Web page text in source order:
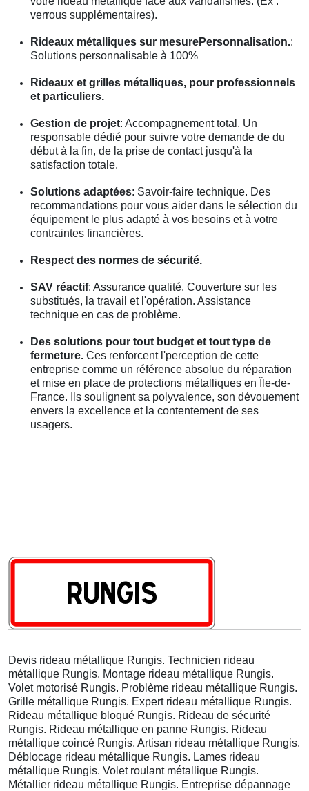
verrous supplémentaires).
Rideaux métalliques sur mesurePersonnalisation.:
Solutions personnalisable à 100%
Rideaux et grilles métalliques, pour professionnels
et particuliers.
Gestion de projet: Accompagnement total. Un
responsable dédié pour suivre votre demande de du
début à la fin, de la prise de contact jusqu'à la
satisfaction totale.
Solutions adaptées: Savoir-faire technique. Des
recommandations pour vous aider dans le sélection du
équipement le plus adapté à vos besoins et à votre
contraintes financières.
Respect des normes de sécurité.
SAV réactif: Assurance qualité. Couverture sur les
substitués, la travail et l'opération. Assistance
technique en cas de problème.
Des solutions pour tout budget et tout type de
fermeture. Ces renforcent l'perception de cette
entreprise comme un référence absolue du réparation
et mise en place de protections métalliques en Île-de-
France. Ils soulignent sa polyvalence, son dévouement
envers la excellence et la contentement de ses
usagers.
Devis rideau métallique Rungis. Technicien rideau
métallique Rungis. Montage rideau métallique Rungis.
Volet motorisé Rungis. Problème rideau métallique Rungis.
Grille métallique Rungis. Expert rideau métallique Rungis.
Rideau métallique bloqué Rungis. Rideau de sécurité
Rungis. Rideau métallique en panne Rungis. Rideau
métallique coincé Rungis. Artisan rideau métallique Rungis.
Déblocage rideau métallique Rungis. Lames rideau
métallique Rungis. Volet roulant métallique Rungis.
Métallier rideau métallique Rungis. Entreprise dépannage